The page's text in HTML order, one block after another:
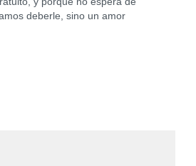
deberle, sino un amor